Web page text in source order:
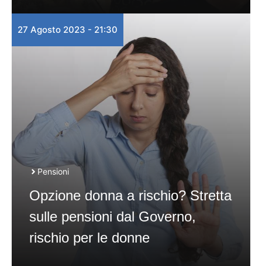
27 Agosto 2023 - 21:30
Pensioni
Opzione donna a rischio? Stretta
sulle pensioni dal Governo,
rischio per le donne